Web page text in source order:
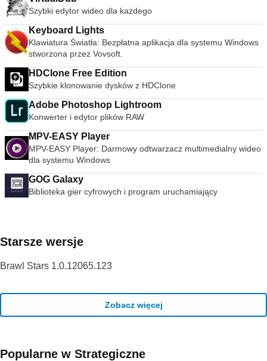
obejmującym wiele dziedzin matematyki. Zapewnia wiele
reprezentacji dynamicznie połączonych obiektów, które
obejmują arytmetykę, geometrię, algebrę i rachunek
różniczkowy, a także istnieje ogromna społeczność zasobów
online, która pomaga użytkownikom. GeoGebra to
nagród za oprogramowanie edukacyjne i wspiera edukację
STEM oraz innowacje w nauczaniu i uczeniu się na całym
świecie.
Szybki edytor wideo dla każdego
Keyboard Lights
Klawiatura Światła: Bezpłatna aplikacja dla systemu Windows
stworzona przez Vovsoft.
HDClone Free Edition
Szybkie klonowanie dysków z HDClone
Adobe Photoshop Lightroom
Konwerter i edytor plików RAW
MPV-EASY Player
MPV-EASY Player: Darmowy odtwarzacz multimedialny wideo
dla systemu Windows
GOG Galaxy
Biblioteka gier cyfrowych i program uruchamiający
Starsze wersje
Brawl Stars 1.0.12065.123
Zobacz więcej
Popularne w Strategiczne